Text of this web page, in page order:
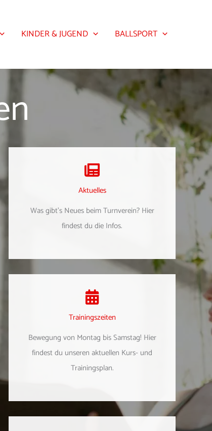
KINDER & JUGEND BALLSPORT
Aktuelles
Was gibt's Neues beim Turnverein? Hier
findest du die Infos.
Trainingszeiten
Bewegung von Montag bis Samstag! Hier
findest du unseren aktuellen Kurs- und
Trainingsplan.